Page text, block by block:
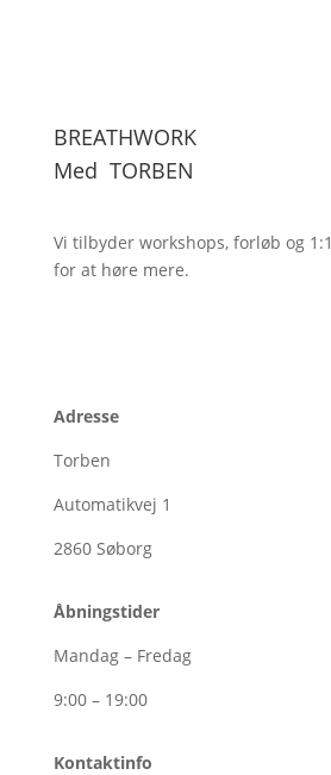
BREATHWORK
Med TORBEN
Vi tilbyder workshops, forløb og 1:1
for at høre mere.
Adresse
Torben
Automatikvej 1
2860 Søborg
Åbningstider
Mandag – Fredag
9:00 – 19:00
Kontaktinfo